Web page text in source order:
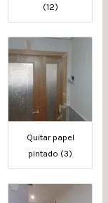
(12)
Quitar papel
pintado (3)